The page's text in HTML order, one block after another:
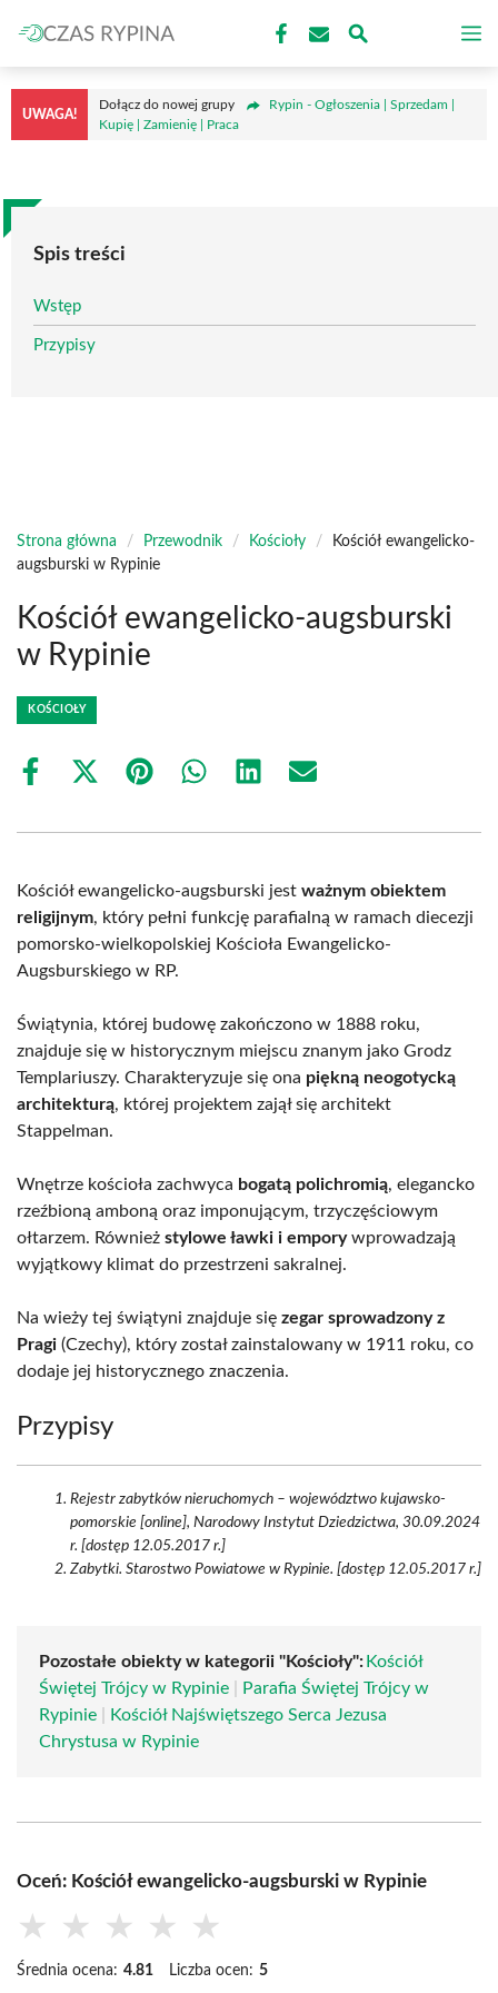
do
treści
UWAGA!
Dołącz do nowej grupy
Rypin - Ogłoszenia | Sprzedam |
Kupię | Zamienię | Praca
Spis treści
Wstęp
Przypisy
Strona główna / Przewodnik / Kościoły /
Kościół ewangelicko-
augsburski w Rypinie
Kościół ewangelicko-augsburski
w Rypinie
KOŚCIOŁY
Share
Share
(Twitter)
Share Share Share Share
Kościół ewangelicko-augsburski jest ważnym obiektem
religijnym, który pełni funkcję parafialną w ramach diecezji
pomorsko-wielkopolskiej Kościoła Ewangelicko-
Augsburskiego w RP.
Świątynia, której budowę zakończono w 1888 roku,
znajduje się w historycznym miejscu znanym jako Grodz
Templariuszy. Charakteryzuje się ona piękną neogotycką
architekturą, której projektem zajął się architekt
Stappelman.
Wnętrze kościoła zachwyca bogatą polichromią, elegancko
rzeźbioną amboną oraz imponującym, trzyczęściowym
ołtarzem. Również stylowe ławki i emporywprowadzają
wyjątkowy klimat do przestrzeni sakralnej.
Na wieży tej świątyni znajduje się zegar sprowadzony z
Pragi (Czechy), który został zainstalowany w 1911 roku, co
dodaje jej historycznego znaczenia.
Przypisy
Rejestr zabytków nieruchomych – województwo kujawsko-
pomorskie [online], Narodowy Instytut Dziedzictwa, 30.09.2024
r. [dostęp 12.05.2017 r.]
Zabytki. Starostwo Powiatowe w Rypinie. [dostęp 12.05.2017 r.]
Pozostałe obiekty w kategorii "Kościoły": Kościół
Świętej Trójcy w Rypinie
Parafia Świętej Trójcy w
Rypinie
Kościół Najświętszego Serca Jezusa
Chrystusa w Rypinie
Oceń: Kościół ewangelicko-augsburski w Rypinie
★ ★ ★ ★ ★
Średnia ocena: 4.81 Liczba ocen: 5